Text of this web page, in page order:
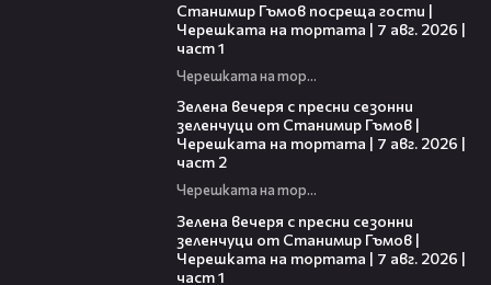
Станимир Гъмов посреща гости |
Черешката на тортата | 7 авг. 2026 |
част 1
Черешката на тортата
Зелена вечеря с пресни сезонни
зеленчуци от Станимир Гъмов |
Черешката на тортата | 7 авг. 2026 |
част 2
Черешката на тортата
Зелена вечеря с пресни сезонни
зеленчуци от Станимир Гъмов |
Черешката на тортата | 7 авг. 2026 |
част 1